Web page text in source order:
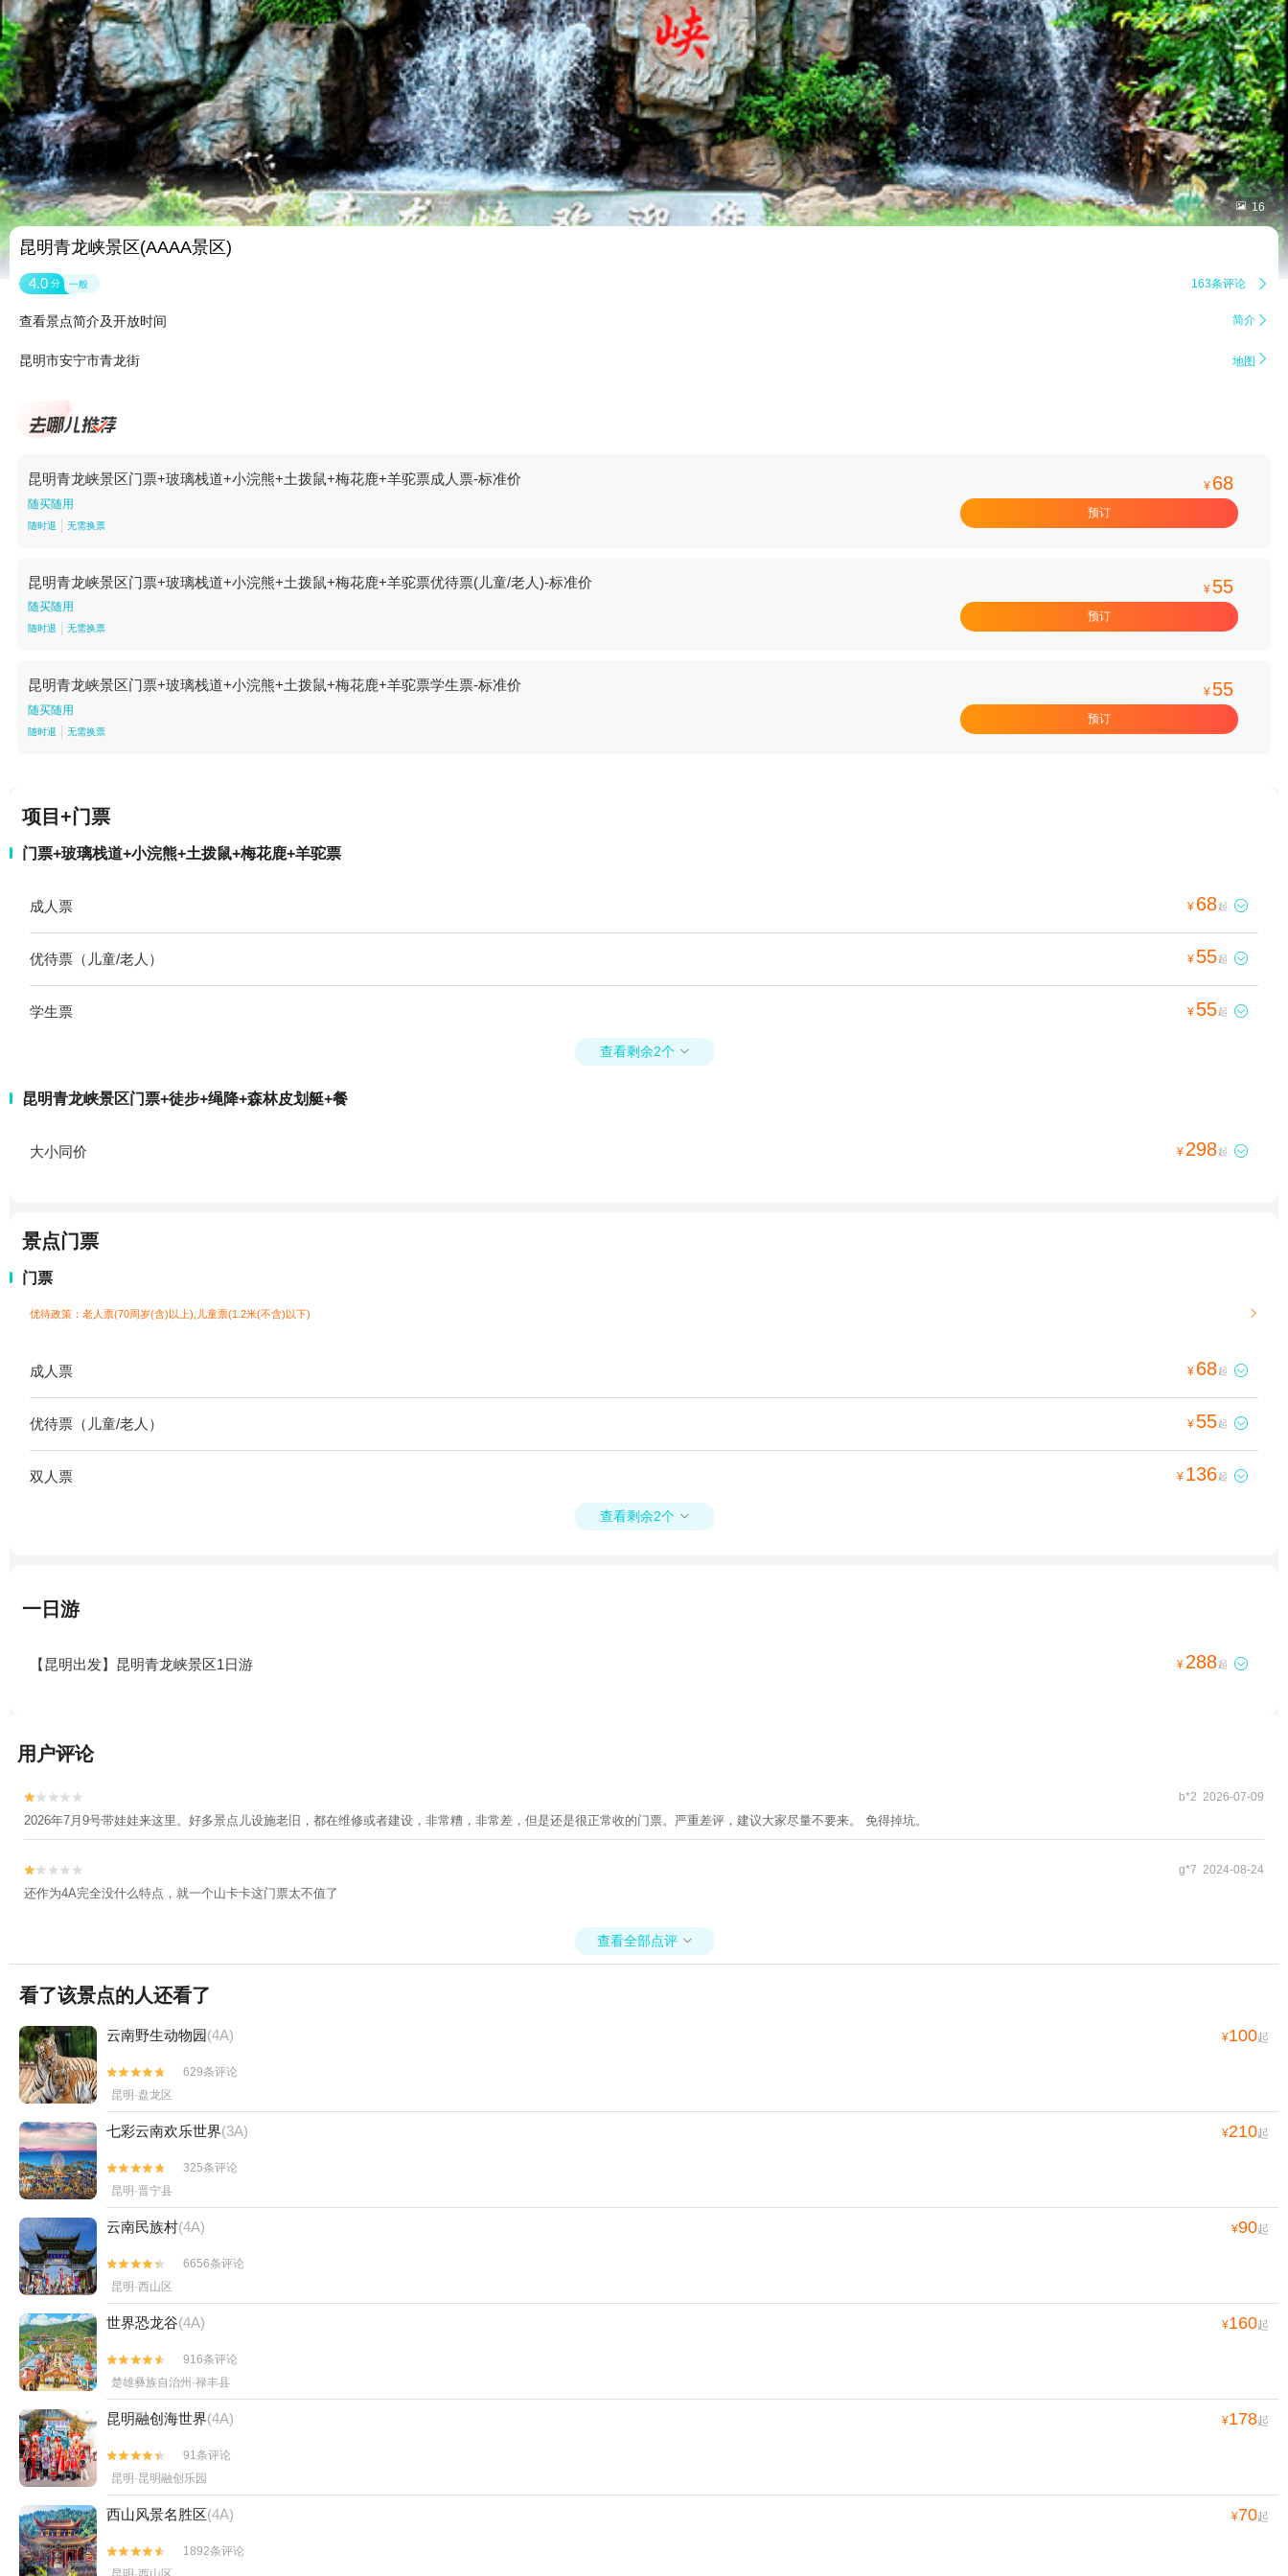
 16
昆明青龙峡景区(AAAA景区)
4.0 分 一般 163条评论 
查看景点简介及开放时间 简介 
昆明市安宁市青龙街 地图 
昆明青龙峡景区门票+玻璃栈道+小浣熊+土拨鼠+梅花鹿+羊驼票成人票-标准价
随买随用
随时退 无需换票
¥ 68
预订
昆明青龙峡景区门票+玻璃栈道+小浣熊+土拨鼠+梅花鹿+羊驼票优待票(儿童/老人)-标准价
随买随用
随时退 无需换票
¥ 55
预订
昆明青龙峡景区门票+玻璃栈道+小浣熊+土拨鼠+梅花鹿+羊驼票学生票-标准价
随买随用
随时退 无需换票
¥ 55
预订
项目+门票
门票+玻璃栈道+小浣熊+土拨鼠+梅花鹿+羊驼票
成人票 ¥ 68起 
优待票（儿童/老人） ¥ 55起 
学生票 ¥ 55起 
查看剩余2个 
昆明青龙峡景区门票+徒步+绳降+森林皮划艇+餐
大小同价 ¥ 298起 
景点门票
门票
优待政策：老人票(70周岁(含)以上),儿童票(1.2米(不含)以下) 
成人票 ¥ 68起 
优待票（儿童/老人） ¥ 55起 
双人票 ¥ 136起 
查看剩余2个 
一日游
【昆明出发】昆明青龙峡景区1日游 ¥ 288起 
用户评论

 b*2 2026-07-09
2026年7月9号带娃娃来这里。好多景点儿设施老旧，都在维修或者建设，非常糟，非常差，但是还是很正常收的门票。严重差评，建议大家尽量不要来。 免得掉坑。

 g*7 2024-08-24
还作为4A完全没什么特点，就一个山卡卡这门票太不值了
查看全部点评 
看了该景点的人还看了
云南野生动物园(4A) ¥100起


629条评论
昆明·盘龙区
七彩云南欢乐世界(3A) ¥210起


325条评论
昆明·晋宁县
云南民族村(4A) ¥90起


6656条评论
昆明·西山区
世界恐龙谷(4A) ¥160起


916条评论
楚雄彝族自治州·禄丰县
昆明融创海世界(4A) ¥178起


91条评论
昆明·昆明融创乐园
西山风景名胜区(4A) ¥70起


1892条评论